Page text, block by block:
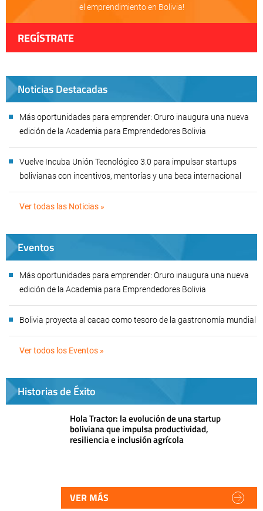
el emprendimiento en Bolivia!
REGÍSTRATE
Noticias Destacadas
Más oportunidades para emprender: Oruro inaugura una nueva
edición de la Academia para Emprendedores Bolivia
Vuelve Incuba Unión Tecnológico 3.0 para impulsar startups
bolivianas con incentivos, mentorías y una beca internacional
Ver todas las Noticias »
Eventos
Más oportunidades para emprender: Oruro inaugura una nueva
edición de la Academia para Emprendedores Bolivia
Bolivia proyecta al cacao como tesoro de la gastronomía mundial
Ver todos los Eventos »
Historias de Éxito
Hola Tractor: la evolución de una startup
boliviana que impulsa productividad,
resiliencia e inclusión agrícola
VER MÁS